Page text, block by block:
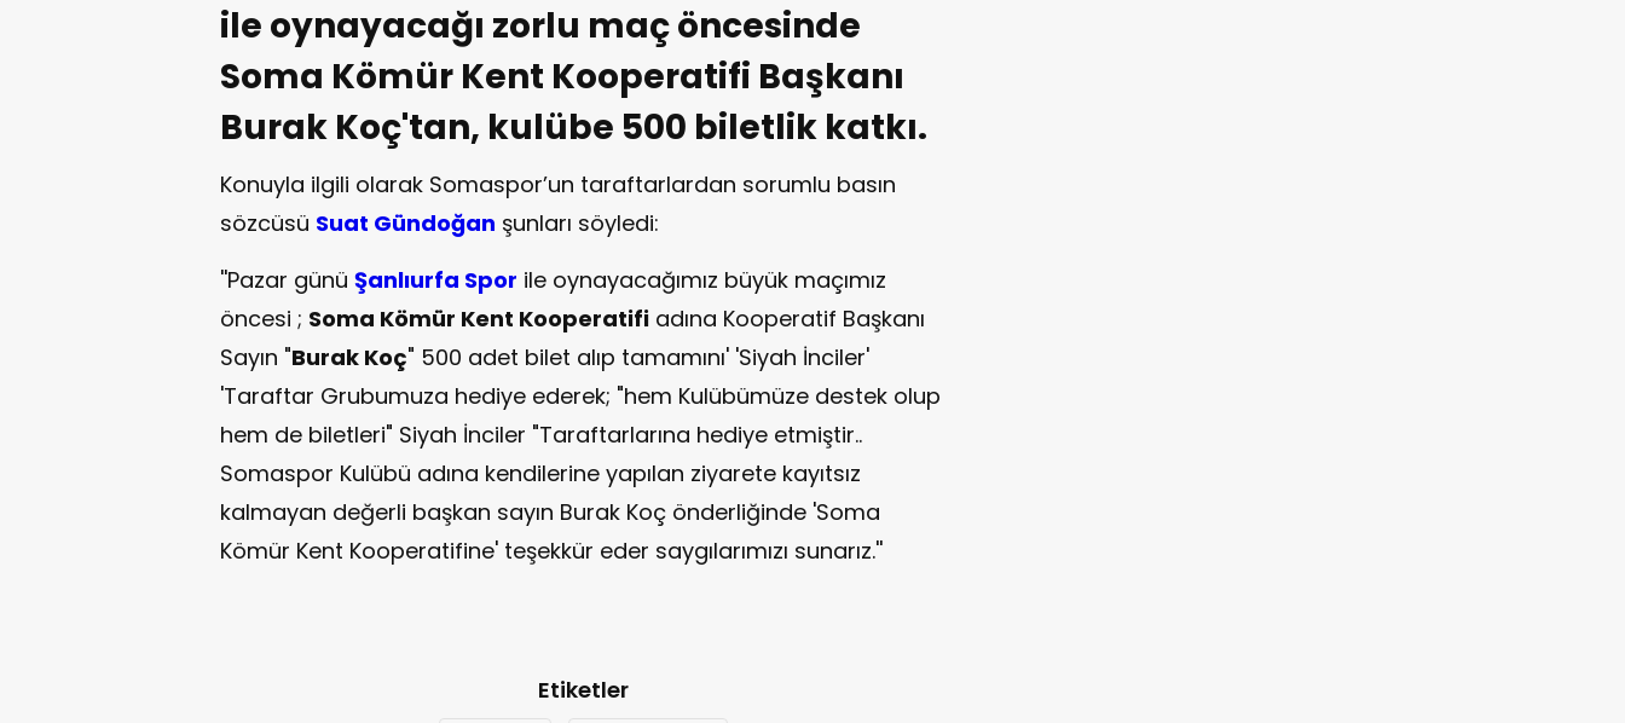
ile oynayacağı zorlu maç öncesinde
Soma Kömür Kent Kooperatifi Başkanı
Burak Koç'tan, kulübe 500 biletlik katkı.
Konuyla ilgili olarak Somaspor’un taraftarlardan sorumlu basın
sözcüsü Suat Gündoğan şunları söyledi:
''Pazar günü Şanlıurfa Spor ile oynayacağımız büyük maçımız
öncesi ; Soma Kömür Kent Kooperatifi adına Kooperatif Başkanı
Sayın "Burak Koç" 500 adet bilet alıp tamamını' 'Siyah İnciler'
'Taraftar Grubumuza hediye ederek; "hem Kulübümüze destek olup
hem de biletleri" Siyah İnciler "Taraftarlarına hediye etmiştir..
Somaspor Kulübü adına kendilerine yapılan ziyarete kayıtsız
kalmayan değerli başkan sayın Burak Koç önderliğinde 'Soma
Kömür Kent Kooperatifine' teşekkür eder saygılarımızı sunarız.''
Etiketler